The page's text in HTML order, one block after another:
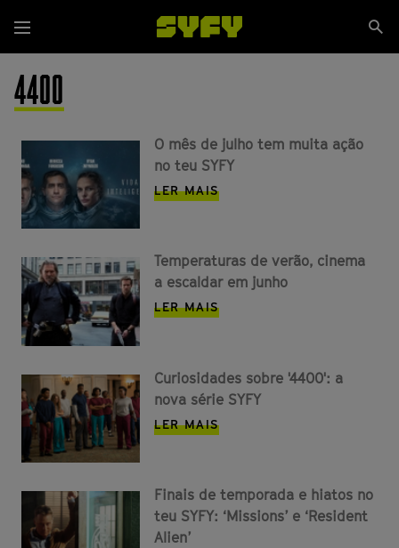
para
o
conteúdo
principal
Menu
4400
O mês de julho tem muita ação
no teu SYFY
LER MAIS
Temperaturas de verão, cinema
a escaldar em junho
LER MAIS
Curiosidades sobre '4400': a
nova série SYFY
LER MAIS
Finais de temporada e hiatos no
teu SYFY: ‘Missions’ e ‘Resident
Alien’